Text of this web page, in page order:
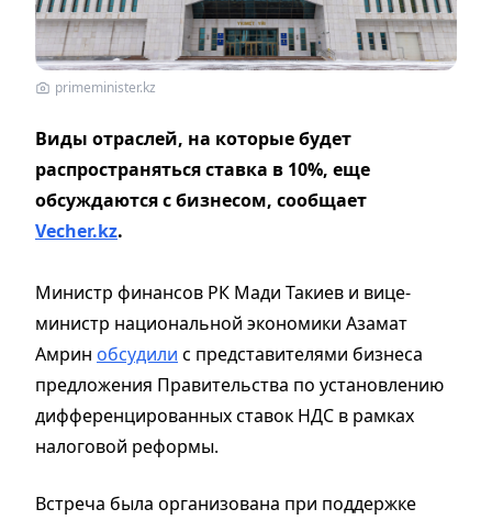
primeminister.kz
Виды отраслей, на которые будет
распространяться ставка в 10%, еще
обсуждаются с бизнесом, сообщает
Vecher.kz.
Министр финансов РК Мади Такиев и вице-
министр национальной экономики Азамат
Амрин обсудили с представителями бизнеса
предложения Правительства по установлению
дифференцированных ставок НДС в рамках
налоговой реформы.
Встреча была организована при поддержке